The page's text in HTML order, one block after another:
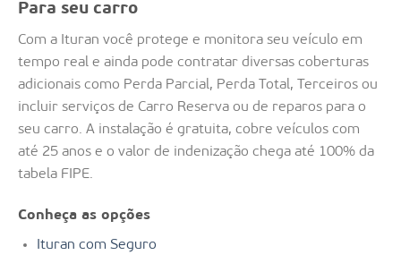
Para seu carro
Com a Ituran você protege e monitora seu veículo em
tempo real e ainda pode contratar diversas coberturas
adicionais como Perda Parcial, Perda Total, Terceiros ou
incluir serviços de Carro Reserva ou de reparos para o
seu carro. A instalação é gratuita, cobre veículos com
até 25 anos e o valor de indenização chega até 100% da
tabela FIPE.
Conheça as opções
Ituran com Seguro